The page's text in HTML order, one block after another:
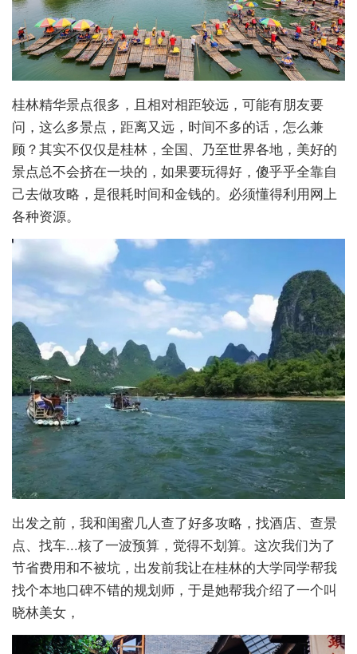
桂林精华景点很多，且相对相距较远，可能有朋友要
问，这么多景点，距离又远，时间不多的话，怎么兼
顾？其实不仅仅是桂林，全国、乃至世界各地，美好的
景点总不会挤在一块的，如果要玩得好，傻乎乎全靠自
己去做攻略，是很耗时间和金钱的。必须懂得利用网上
各种资源。
出发之前，我和闺蜜几人查了好多攻略，找酒店、查景
点、找车...核了一波预算，觉得不划算。这次我们为了
节省费用和不被坑，出发前我让在桂林的大学同学帮我
找个本地口碑不错的规划师，于是她帮我介绍了一个叫
晓林美女，